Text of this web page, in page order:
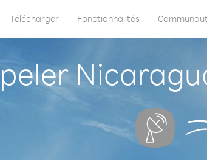
Télécharger Fonctionnalités